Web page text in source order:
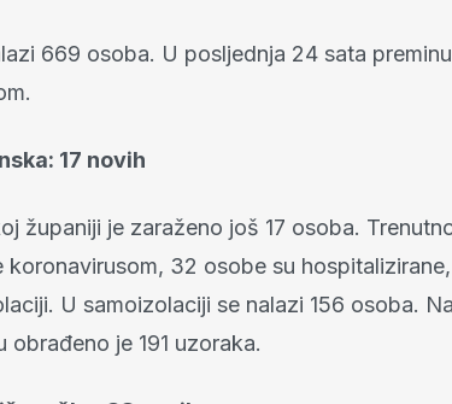
669 osoba. U posljednja 24 sata
17 novih
županiji je zaraženo još 17 osoba.
koronavirusom, 32 osobe su
U samoizolaciji se nalazi 156 osoba.
obrađeno je 191 uzoraka.